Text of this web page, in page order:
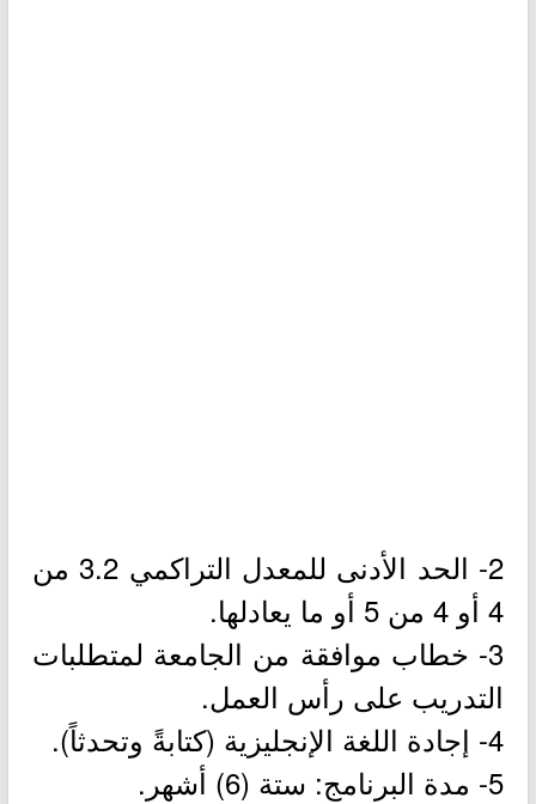
2- الحد الأدنى للمعدل التراكمي 3.2 من
4 أو 4 من 5 أو ما يعادلها.
3- خطاب موافقة من الجامعة لمتطلبات
التدريب على رأس العمل.
4- إجادة اللغة الإنجليزية (كتابةً وتحدثاً).
5- مدة البرنامج: ستة (6) أشهر.